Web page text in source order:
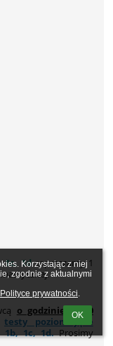
Korzystając z niej
zgodnie z aktualnymi
Polityce prywatności.
OK
1c, 1dzapraszamy 1
o godzinie 11.00
testy poziomujące
1c, 1d.Prosimy